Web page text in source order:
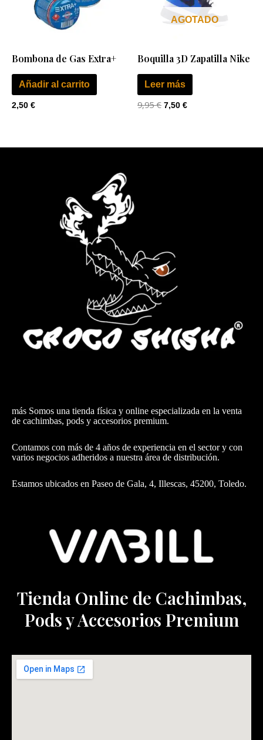
Bombona de Gas Extra+
Añadir al carrito
2,50 €
AGOTADO
Boquilla 3D Zapatilla Nike
Leer más
9,95€ 7,50 €
más Somos una tienda física y online especializada en la venta
de cachimbas, pods y accesorios premium.
Contamos con más de 4 años de experiencia en el sector y con
varios negocios adheridos a nuestra área de distribución.
Estamos ubicados en Paseo de Gala, 4, Illescas, 45200, Toledo.
Tienda Online de Cachimbas,
Pods y Accesorios Premium